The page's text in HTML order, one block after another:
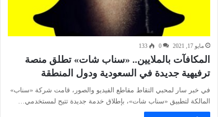
مايو 17, 2021 0
133
المكافآت بالملايين.. «سناب شات» تطلق منصة
ترفيهية جديدة في السعودية ودول المنطقة
في خبر سار لمحبي التقاط مقاطع الفيديو والصور، قامت شركة «سناب»
المالكة لتطبيق «سناب شات»، بإطلاق خدمة جديدة تتيح لمستخدمي…